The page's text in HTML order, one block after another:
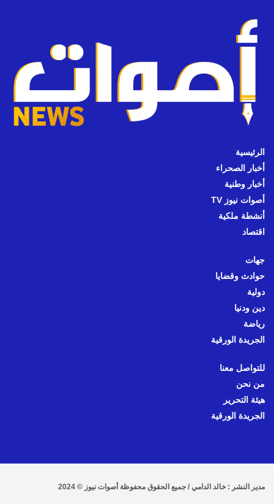
الرئيسية
أخبار الصحراء
أخبار وطنية
أصوات نيوز TV
أنشطة ملكية
اقتصاد
جهات
حوادث وقضايا
دولية
دين ودنيا
رياضة
الجريدة الورقية
للتواصل معنا
من نحن
هيئة التحرير
الجريدة الورقية
مدير النشر : خالد الدامي / جميع الحقوق محفوظة أصوات نيوز © 2024